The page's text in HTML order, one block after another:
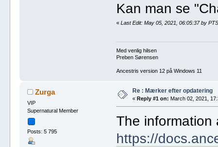
Kan man se
«Last Edit: May 05, 2021, 06:05:37 by
Med venlig hilsen
Preben Sørensen
Ancestris version 12 på Windows 11
Zurga
VIP
Supernatural Member
Posts: 5 795
Re : Mærker efter opdatering
« Reply #1 on: March 02, 2021,
The information
https://